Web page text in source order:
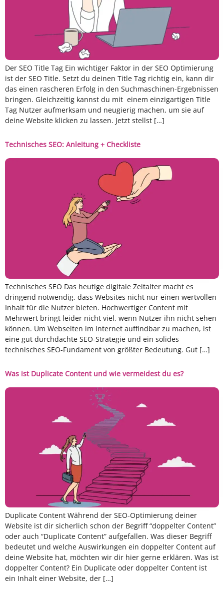
Der SEO Title Tag Ein wichtiger Faktor in der SEO Optimierung
ist der SEO Title. Setzt du deinen Title Tag richtig ein, kann dir
das einen rascheren Erfolg in den Suchmaschinen-Ergebnissen
bringen. Gleichzeitig kannst du mit einem einzigartigen Title
Tag Nutzer aufmerksam und neugierig machen, um sie auf
deine Website klicken zu lassen. Jetzt stellst […]
Technisches SEO: Anleitung + Checkliste
Technisches SEO Das heutige digitale Zeitalter macht es
dringend notwendig, dass Websites nicht nur einen wertvollen
Inhalt für die Nutzer bieten. Hochwertiger Content mit
Mehrwert bringt leider nicht viel, wenn Nutzer ihn nicht sehen
können. Um Webseiten im Internet auffindbar zu machen, ist
eine gut durchdachte SEO-Strategie und ein solides
technisches SEO-Fundament von größter Bedeutung. Gut […]
Was ist Duplicate Content und wie vermeidest du es?
Duplicate Content Während der SEO-Optimierung deiner
Website ist dir sicherlich schon der Begriff “doppelter Content”
oder auch “Duplicate Content” aufgefallen. Was dieser Begriff
bedeutet und welche Auswirkungen ein doppelter Content auf
deine Website hat, möchten wir dir hier gerne erklären. Was ist
doppelter Content? Ein Duplicate oder doppelter Content ist
ein Inhalt einer Website, der […]